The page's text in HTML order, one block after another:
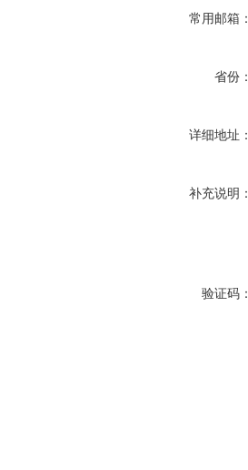
常用邮箱：
省份：
详细地址：
补充说明：
验证码：